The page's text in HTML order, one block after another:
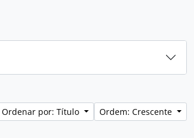
Ordenar por: Título
Ordem: Crescente